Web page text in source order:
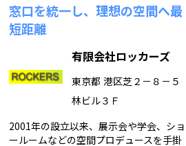
窓口を統一し、理想の空間へ最
短距離
有限会社ロッカーズ
東京都 港区芝２－８－５
林ビル３Ｆ
2001年の設立以来、展示会や学会、ショ
ールームなどの空間プロデュースを手掛